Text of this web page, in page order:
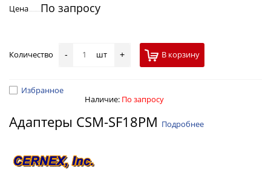
Цена
По запросу
Количество - шт + В корзину
Избранное
Наличие: По запросу
Адаптеры CSM-SF18PM Подробнее